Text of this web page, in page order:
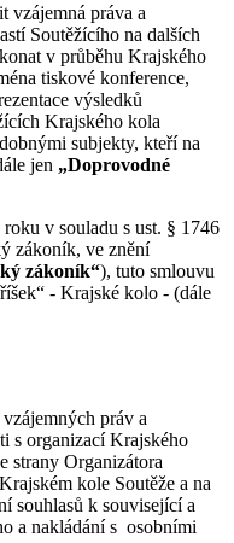
vzájemná práva a
Soutěžícího na dalších
v průběhu Krajského
tiskové konference,
výsledků
Krajského kola
subjekty, kteří na
jen „Doprovodné
v souladu s ust. § 1746
zákoník, ve znění
zákoník“), tuto smlouvu
- Krajské kolo - (dále
práv a
s organizací Krajského
strany Organizátora
kole Soutěže a na
souhlasů k související a
a nakládání s osobními